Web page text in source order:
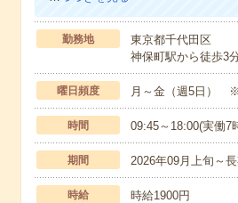
勤務地
東京都千代田区
神保町駅から徒歩3
曜日頻度 月～金（週5日）
時間 09:45～18:00(実働
期間 2026年09月上旬～
時給 時給1900円